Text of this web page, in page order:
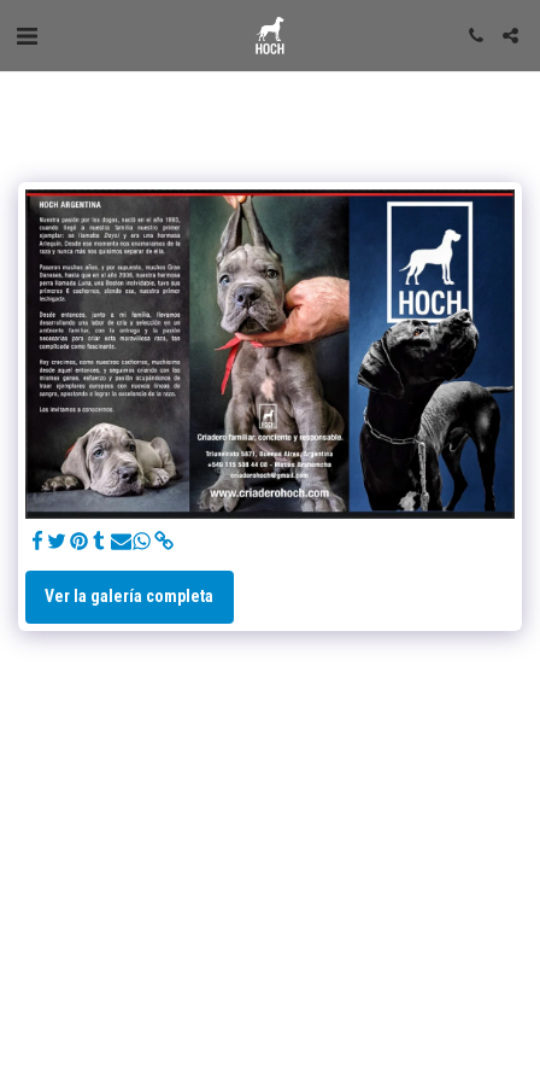
Ver la galería completa